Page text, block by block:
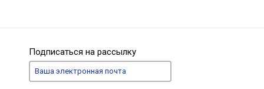
Подписаться на рассылку